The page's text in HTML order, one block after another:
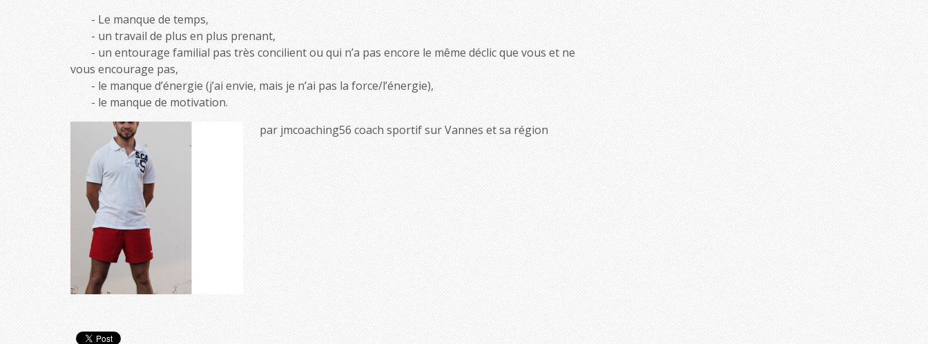
Le manque de temps,
un travail de plus en plus prenant,
un entourage familial pas très concilient ou qui n’a pas encore le même déclic que vous et ne
vous encourage pas,
le manque d’énergie (j’ai envie, mais je n’ai pas la force/l’énergie),
le manque de motivation.
par jmcoaching56 coach sportif sur Vannes et sa région